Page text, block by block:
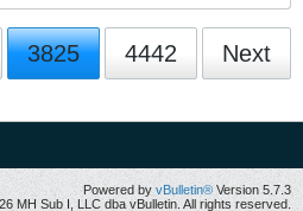
3825 4442 Next
Powered by vBulletin® Version 5.7.3
MH Sub I, LLC dba vBulletin. All rights reserved.